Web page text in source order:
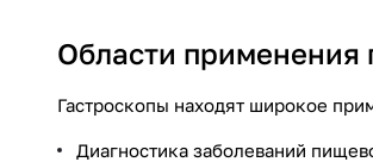
Области применения
Гастроскопы находят широкое
Диагностика заболеваний